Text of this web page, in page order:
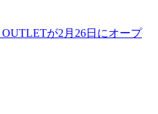
OUTLETが2月26日にオープ